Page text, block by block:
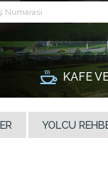
KAFE
YOLCU